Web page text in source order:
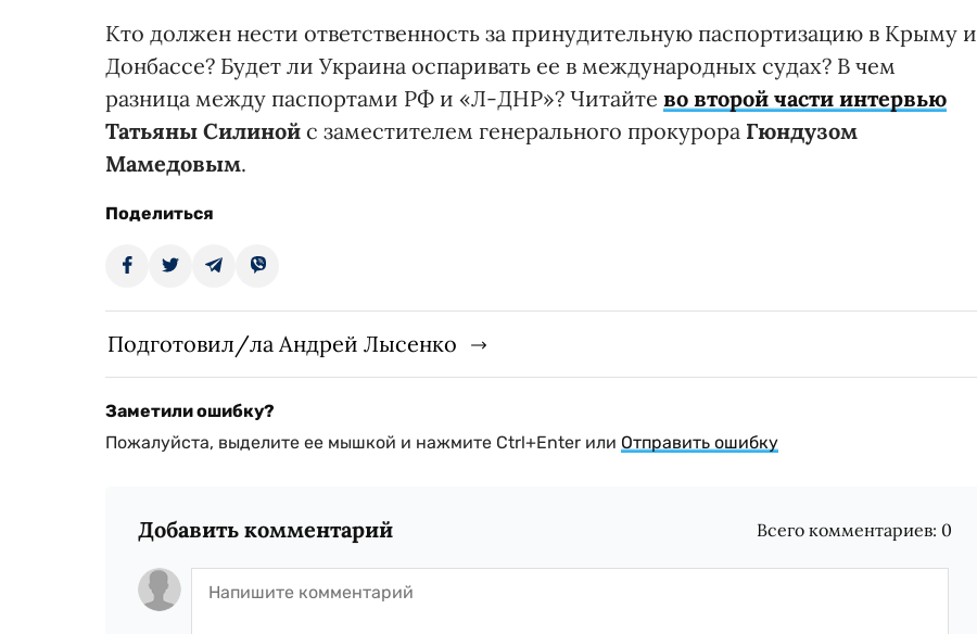
Кто должен нести ответственность за принудительную паспортизацию в Крыму и
Донбассе? Будет ли Украина оспаривать ее в международных судах? В чем
разница между паспортами РФ и «Л-ДНР»? Читайте во второй части интервью
Татьяны Силиной с заместителем генерального прокурора Гюндузом
Мамедовым.
Поделиться
Подготовил/ла Андрей Лысенко
Заметили ошибку?
Пожалуйста, выделите ее мышкой и нажмите Ctrl+Enter или Отправить ошибку
Добавить комментарий Всего комментариев: 0